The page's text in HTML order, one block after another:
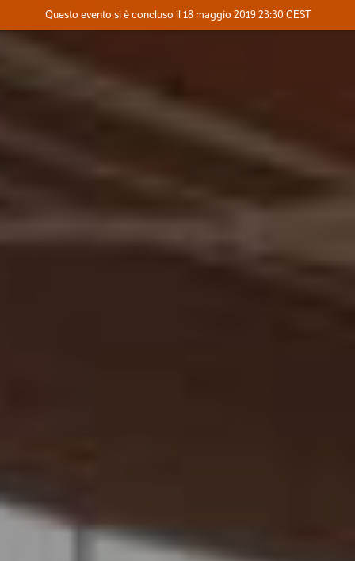
Dove
Questo evento si è concluso il 18 maggio 2019 23:30 CEST